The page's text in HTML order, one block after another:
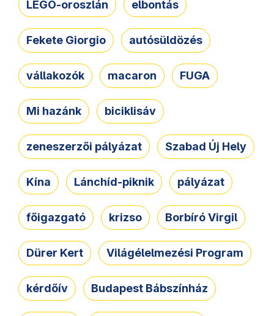
LEGO-oroszlán elbontás
Fekete Giorgio autósüldözés
vállakozók macaron FUGA
Mi hazánk biciklisáv
zeneszerzői pályázat Szabad Új Hely
Kína Lánchíd-piknik pályázat
főigazgató krizso Borbíró Virgil
Dürer Kert Világélelmezési Program
kérdőív Budapest Bábszínház